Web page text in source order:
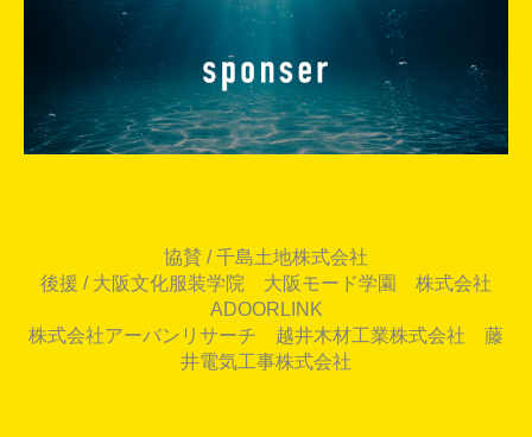
協賛 / 千島土地株式会社
後援 / 大阪文化服装学院 大阪モード学園 株式会社
ADOORLINK
株式会社アーバンリサーチ 越井木材工業株式会社 藤
井電気工事株式会社